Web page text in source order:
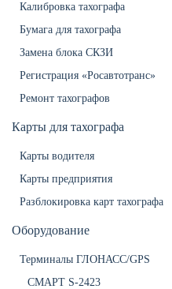
Калибровка тахографа
Бумага для тахографа
Замена блока СКЗИ
Регистрация «Росавтотранс»
Ремонт тахографов
Карты для тахографа
Карты водителя
Карты предприятия
Разблокировка карт тахографа
Оборудование
Терминалы ГЛОНАСС/GPS
СМАРТ S-2423